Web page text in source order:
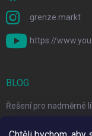
grenze.markt
https://
BLOG
Řešení pro nadměrné